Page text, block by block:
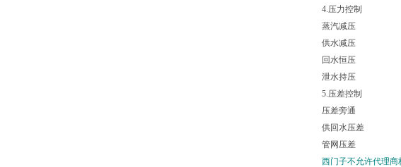
4.压力控制
蒸汽减压
供水减压
回水恒压
泄水持压
5.压差控制
压差旁通
供回水压差
管网压差
西门子不允许代理商